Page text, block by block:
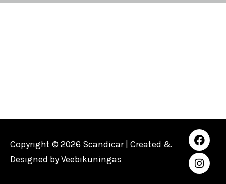
Copyright © 2026 Scandicar | Created &
Designed byVeebikuningas